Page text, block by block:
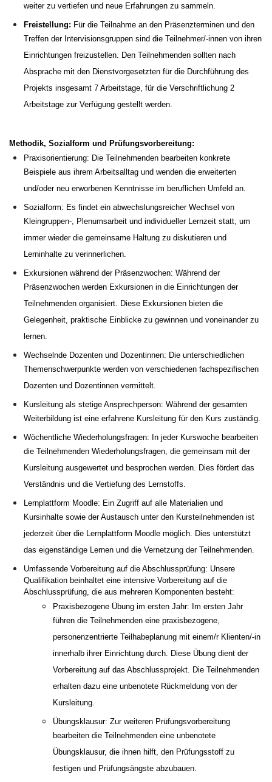
weiter zu vertiefen und neue Erfahrungen zu sammeln.
Freistellung: Für die Teilnahme an den Präsenzterminen und den
Treffen der Intervisionsgruppen sind die Teilnehmer/-innen von ihren
Einrichtungen freizustellen. Den Teilnehmenden sollten nach
Absprache mit den Dienstvorgesetzten für die Durchführung des
Projekts insgesamt 7 Arbeitstage, für die Verschriftlichung 2
Arbeitstage zur Verfügung gestellt werden.
Methodik, Sozialform und Prüfungsvorbereitung:
Praxisorientierung: Die Teilnehmenden bearbeiten konkrete
Beispiele aus ihrem Arbeitsalltag und wenden die erweiterten
und/oder neu erworbenen Kenntnisse im beruflichen Umfeld an.
Sozialform: Es findet ein abwechslungsreicher Wechsel von
Kleingruppen-, Plenumsarbeit und individueller Lernzeit statt, um
immer wieder die gemeinsame Haltung zu diskutieren und
Lerninhalte zu verinnerlichen.
Exkursionen während der Präsenzwochen: Während der
Präsenzwochen werden Exkursionen in die Einrichtungen der
Teilnehmenden organisiert. Diese Exkursionen bieten die
Gelegenheit, praktische Einblicke zu gewinnen und voneinander zu
lernen.
Wechselnde Dozenten und Dozentinnen: Die unterschiedlichen
Themenschwerpunkte werden von verschiedenen fachspezifischen
Dozenten und Dozentinnen vermittelt.
Kursleitung als stetige Ansprechperson: Während der gesamten
Weiterbildung ist eine erfahrene Kursleitung für den Kurs zuständig.
Wöchentliche Wiederholungsfragen: In jeder Kurswoche bearbeiten
die Teilnehmenden Wiederholungsfragen, die gemeinsam mit der
Kursleitung ausgewertet und besprochen werden. Dies fördert das
Verständnis und die Vertiefung des Lernstoffs.
Lernplattform Moodle: Ein Zugriff auf alle Materialien und
Kursinhalte sowie der Austausch unter den Kursteilnehmenden ist
jederzeit über die Lernplattform Moodle möglich. Dies unterstützt
das eigenständige Lernen und die Vernetzung der Teilnehmenden.
Umfassende Vorbereitung auf die Abschlussprüfung: Unsere
Qualifikation beinhaltet eine intensive Vorbereitung auf die
Abschlussprüfung, die aus mehreren Komponenten besteht:
Praxisbezogene Übung im ersten Jahr: Im ersten Jahr
führen die Teilnehmenden eine praxisbezogene,
personenzentrierte Teilhabeplanung mit einem/r Klienten/-in
innerhalb ihrer Einrichtung durch. Diese Übung dient der
Vorbereitung auf das Abschlussprojekt. Die Teilnehmenden
erhalten dazu eine unbenotete Rückmeldung von der
Kursleitung.
Übungsklausur: Zur weiteren Prüfungsvorbereitung
bearbeiten die Teilnehmenden eine unbenotete
Übungsklausur, die ihnen hilft, den Prüfungsstoff zu
festigen und Prüfungsängste abzubauen.